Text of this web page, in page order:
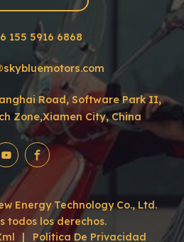
155 5916 6868
Road, Software Park II,
Zone,Xiamen City, China
Energy Technology Co., Ltd.
todos los derechos.
| Política De Privacidad